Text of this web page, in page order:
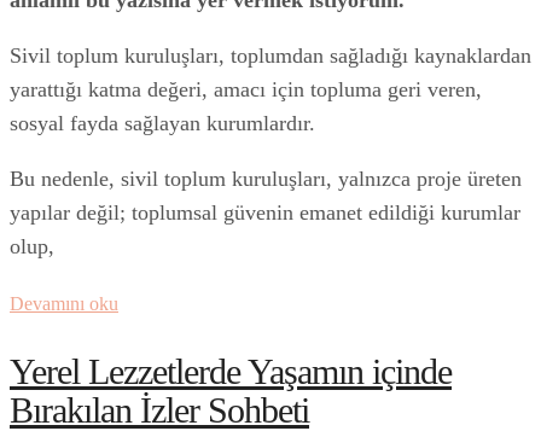
Sivil toplum kuruluşları, toplumdan sağladığı kaynaklardan
yarattığı katma değeri, amacı için topluma geri veren,
sosyal fayda sağlayan kurumlardır.
Bu nedenle, sivil toplum kuruluşları, yalnızca proje üreten
yapılar değil; toplumsal güvenin emanet edildiği kurumlar
olup,
Devamını oku
Yerel Lezzetlerde Yaşamın içinde
Bırakılan İzler Sohbeti